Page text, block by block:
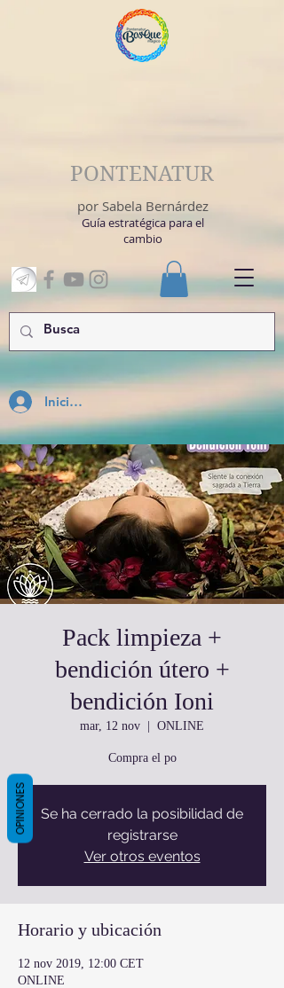
Inicia Sesión
PONTENATUR
por Sabela Bernárdez
Guía estratégica para el
cambio
Pack limpieza +
bendición útero +
bendición Ioni
mar, 12 nov
  |
ONLINE
Compra el po
Se ha cerrado la posibilidad de
registrarse
Ver otros eventos
Horario y ubicación
12 nov 2019, 12:00 CET
ONLINE
OPINIONES